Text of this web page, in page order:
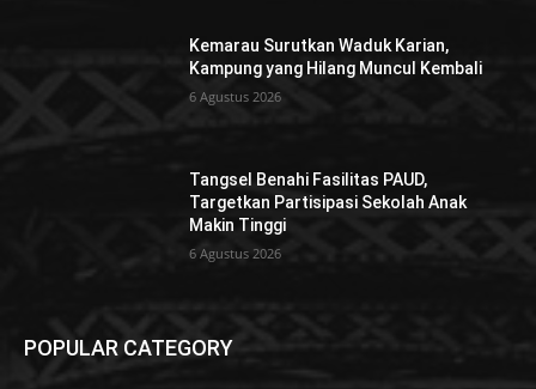
Kemarau Surutkan Waduk Karian,
Kampung yang Hilang Muncul Kembali
6 Agustus 2026
Tangsel Benahi Fasilitas PAUD,
Targetkan Partisipasi Sekolah Anak
Makin Tinggi
6 Agustus 2026
POPULAR CATEGORY